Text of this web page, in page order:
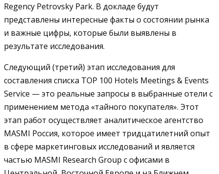
Regency Petrovsky Park. В докладе будут
представлены интересные факты о состоянии рынка
и важные цифры, которые были выявлены в
результате исследования.
Следующий (третий) этап исследования для
составления списка TOP 100 Hotels Meetings & Events
Service — это реальные запросы в выбранные отели с
применением метода «тайного покупателя». Этот
этап работ осуществляет аналитическое агентство
MASMI Россия, которое имеет тридцатилетний опыт
в сфере маркетинговых исследований и является
частью MASMI Research Group с офисами в